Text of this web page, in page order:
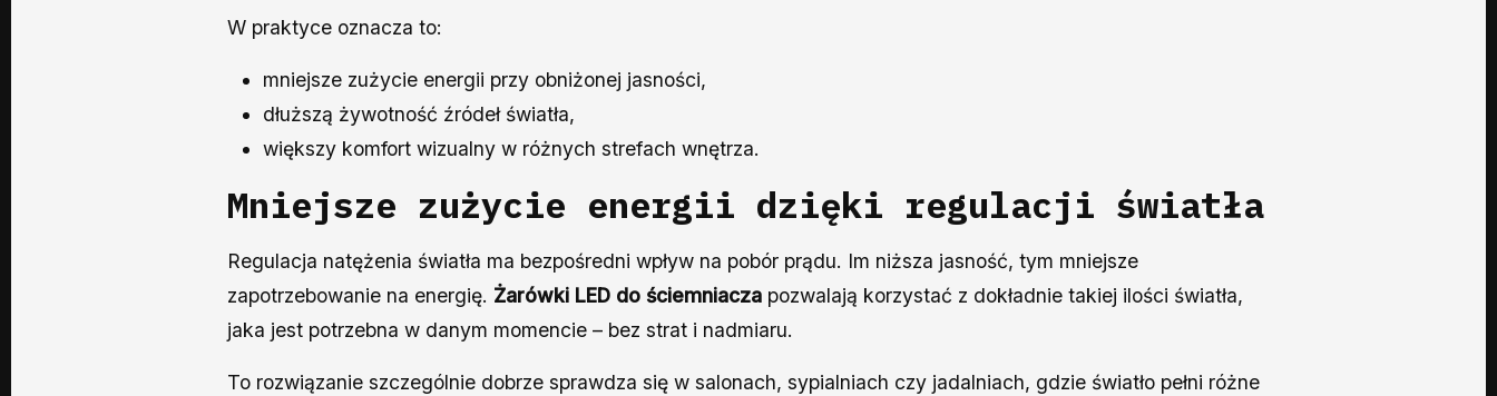
W praktyce oznacza to:
mniejsze zużycie energii przy obniżonej jasności,
dłuższą żywotność źródeł światła,
większy komfort wizualny w różnych strefach wnętrza.
Mniejsze zużycie energii dzięki regulacji światła
Regulacja natężenia światła ma bezpośredni wpływ na pobór prądu. Im niższa jasność, tym mniejsze
zapotrzebowanie na energię. Żarówki LED do ściemniacza pozwalają korzystać z dokładnie takiej ilości światła,
jaka jest potrzebna w danym momencie – bez strat i nadmiaru.
To rozwiązanie szczególnie dobrze sprawdza się w salonach, sypialniach czy jadalniach, gdzie światło pełni różne